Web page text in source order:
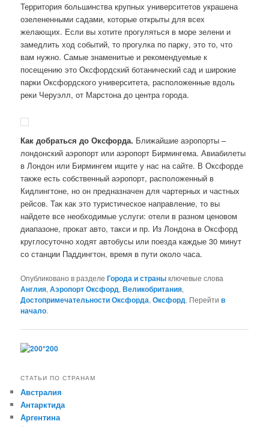
Территория большинства крупных университетов украшена
озелененными садами, которые открыты для всех
желающих. Если вы хотите прогуляться в море зелени и
замедлить ход событий, то прогулка по парку, это то, что
вам нужно. Самые знаменитые и рекомендуемые к
посещению это Оксфордский ботанический сад и широкие
парки Оксфордского университета, расположенные вдоль
реки Черуэлл, от Марстона до центра города.
Как добраться до Оксфорда. Ближайшие аэропорты –
лондонский аэропорт или аэропорт Бирмингема. Авиабилеты
в Лондон или Бирмингем ищите у нас на сайте. В Оксфорде
также есть собственный аэропорт, расположенный в
Кидлингтоне, но он предназначен для чартерных и частных
рейсов. Так как это туристическое направление, то вы
найдете все необходимые услуги: отели в разном ценовом
диапазоне, прокат авто, такси и пр. Из Лондона в Оксфорд
круглосуточно ходят автобусы или поезда каждые 30 минут
со станции Паддингтон, время в пути около часа.
Опубликовано в разделеГорода и страныключевые слова
Англия,Аэропорт Оксфорд,Великобритания,
Достопримечательности Оксфорда,Оксфорд. Перейтив
начало.
СТАТЬИ ПО СТРАНАМ
Австралия
Антарктида
Аргентина